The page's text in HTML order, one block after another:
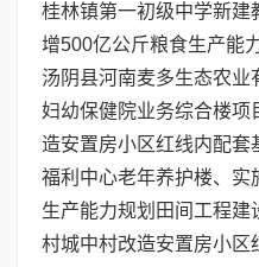
桂林镇第一初级中学新建
增500亿公斤粮食生产能
汤阴县河南麦多生态农业
妇幼保健院业务综合楼项
造安置房小区红线内配套
福利中心老年养护楼、实
生产能力规划田间工程
村城中村改造安置房小区